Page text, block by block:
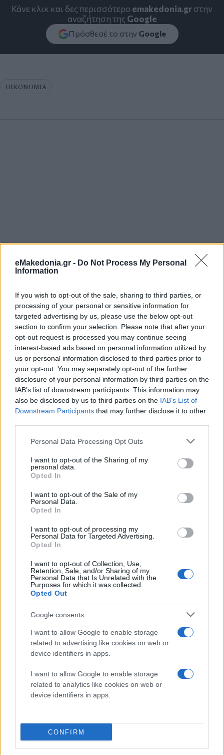
eMakedonia.gr - Do Not Process My Personal
Information
If you wish to opt-out of the sale, sharing to third parties, or
processing of your personal or sensitive information for
targeted advertising by us, please use the below opt-out
section to confirm your selection. Please note that after your
opt-out request is processed you may continue seeing
interest-based ads based on personal information utilized by
us or personal information disclosed to third parties prior to
your opt-out. You may separately opt-out of the further
disclosure of your personal information by third parties on the
IAB’s list of downstream participants. This information may
also be disclosed by us to third parties on the IAB’s List of
Downstream Participants that may further disclose it to other
Please note that this website/app uses one or more Google
not limited to your visit or usage behaviour. You may click to
grant or deny consent to Google and its third-party tags to
use your data for below specified purposes in below Google
consent section.
Personal Data Processing Opt Outs
I want to opt-out of the Sharing of my
personal data.
Opted In
I want to opt-out of the Sale of my
Personal Data.
Opted In
I want to opt-out of processing my
Personal Data for Targeted Advertising.
Opted In
I want to opt-out of Collection, Use,
Retention, Sale, and/or Sharing of my
Personal Data that Is Unrelated with the
Purposes for which it was collected.
Opted Out
Google consents
I want to allow Google to enable storage
related to advertising like cookies on web or
device identifiers in apps.
I want to allow Google to enable storage
related to analytics like cookies on web or
device identifiers in apps.
CONFIRM
Κάνε κλικ και δες περισσότερο emakedonia.grστην
αναζήτηση της Google
Πρόσθεσέ το στην Google
ΟΙΚΟΝΟΜΙΑ
Διαβάστε περισσότερα